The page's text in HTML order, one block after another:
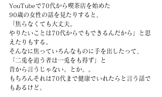
YouTubeで70代から喫茶店を始めた
90歳の女性の話を見たりすると、
「焦らなくても大丈夫。
やりたいことは70代からでもできるんだから」と思
えたりもする。
そんなに焦っていろんなものに手を出したって、
「二兎を追う者は一兎をも得ず」と
昔から言うじゃない。とか。。
もちろんそれは70代まで健康でいれたらと言う話で
もあるけど。